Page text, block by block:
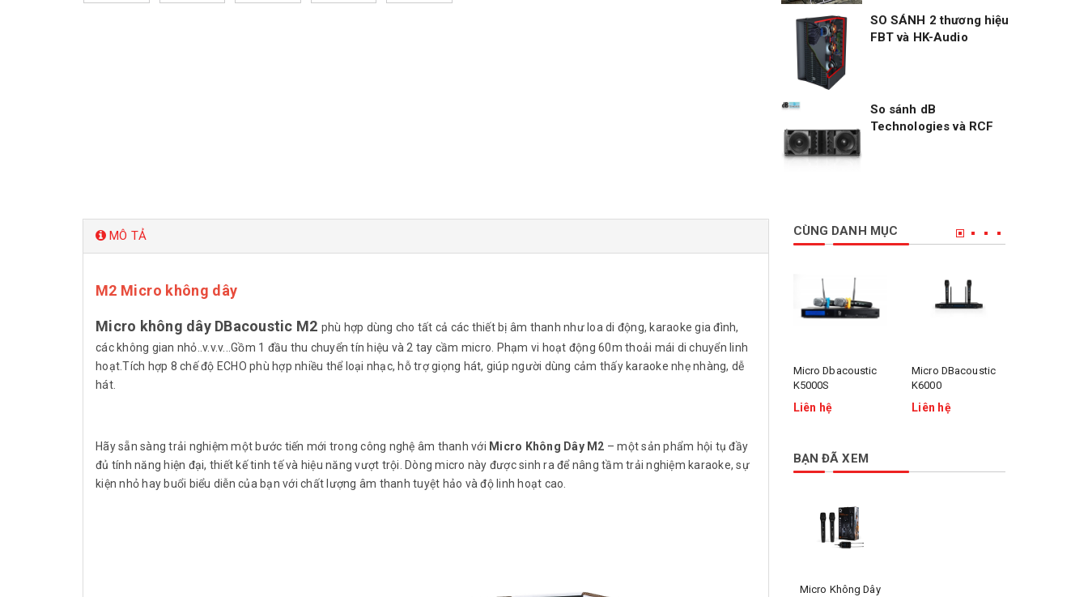
SO SÁNH 2 thương hiệu
FBT và HK-Audio
So sánh dB
Technologies và RCF
MÔ TẢ
M2 Micro không dây
Micro không dây DBacoustic M2 phù hợp dùng cho tất cả các thiết bị âm thanh như loa di động, karaoke gia đình,
các không gian nhỏ..v.v.v...Gồm 1 đầu thu chuyển tín hiệu và 2 tay cầm micro. Phạm vi hoạt động 60m thoải mái di chuyển linh
hoạt.Tích hợp 8 chế độ ECHO phù hợp nhiều thể loại nhạc, hỗ trợ giọng hát, giúp người dùng cảm thấy karaoke nhẹ nhàng, dễ
hát.
Hãy sẵn sàng trải nghiệm một bước tiến mới trong công nghệ âm thanh với Micro Không Dây M2 – một sản phẩm hội tụ đầy
đủ tính năng hiện đại, thiết kế tinh tế và hiệu năng vượt trội. Dòng micro này được sinh ra để nâng tầm trải nghiệm karaoke, sự
kiện nhỏ hay buổi biểu diễn của bạn với chất lượng âm thanh tuyệt hảo và độ linh hoạt cao.
CÙNG DANH MỤC
Micro Dbacoustic
K5000S
Liên hệ
Micro DBacoustic
K6000
Liên hệ
BẠN ĐÃ XEM
Micro Không Dây